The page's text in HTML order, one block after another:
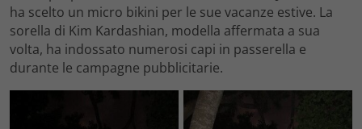
ha scelto un micro bikini per le sue vacanze estive. La
sorella di Kim Kardashian, modella affermata a sua
volta, ha indossato numerosi capi in passerella e
durante le campagne pubblicitarie.